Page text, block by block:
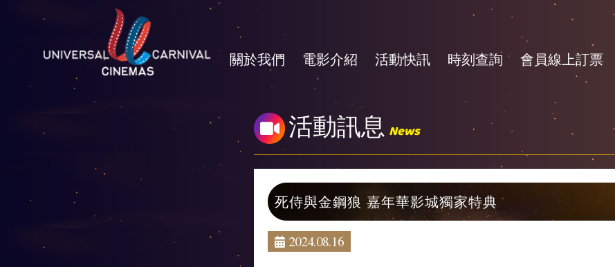
關於我們 電影介紹 活動快訊 時刻查詢 會員線上訂票
活動訊息 News
死侍與金鋼狼 嘉年華影城獨家特典
2024.08.16